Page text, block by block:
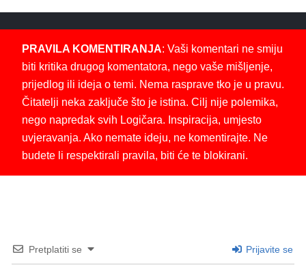
PRAVILA KOMENTIRANJA: Vaši komentari ne smiju
biti kritika drugog komentatora, nego vaše mišljenje,
prijedlog ili ideja o temi. Nema rasprave tko je u pravu.
Čitatelji neka zaključe što je istina. Cilj nije polemika,
nego napredak svih Logičara. Inspiracija, umjesto
uvjeravanja. Ako nemate ideju, ne komentirajte. Ne
budete li respektirali pravila, biti će te blokirani.
Pretplatiti se Prijavite se